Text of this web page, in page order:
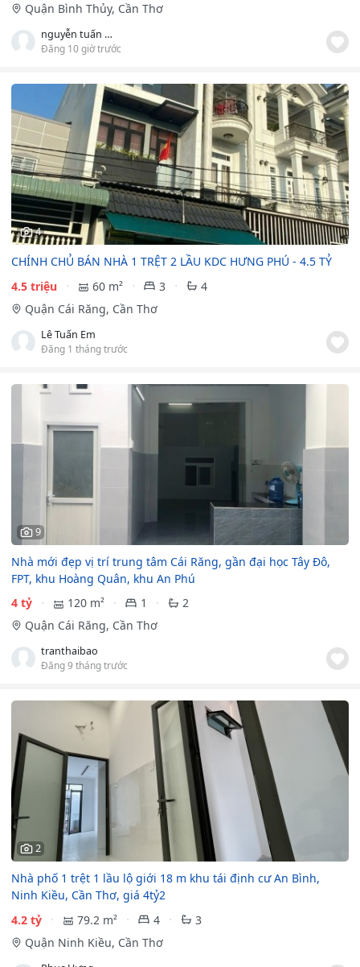
Quận Bình Thủy, Cần Thơ
nguyễn tuấn an
Đăng 10 giờ trước
4
CHÍNH CHỦ BÁN NHÀ 1 TRỆT 2 LẦU KDC HƯNG PHÚ - 4.5 TỶ
4.5 triệu
60 m² 3
4
Quận Cái Răng, Cần Thơ
Lê Tuấn Em
Đăng 1 tháng trước
9
Nhà mới đẹp vị trí trung tâm Cái Răng, gần đại học Tây Đô,
FPT, khu Hoàng Quân, khu An Phú
4 tỷ
120 m² 1
2
Quận Cái Răng, Cần Thơ
tranthaibao
Đăng 9 tháng trước
2
Nhà phố 1 trệt 1 lầu lộ giới 18 m khu tái định cư An Bình,
Ninh Kiều, Cần Thơ, giá 4tỷ2
4.2 tỷ
79.2 m² 4
3
Quận Ninh Kiều, Cần Thơ